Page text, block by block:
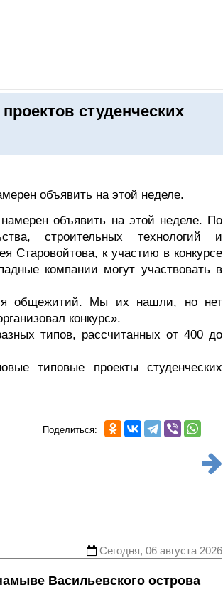
студенческих
объявить на этой неделе.
объявить на этой неделе. По
строительных технологий и
к участию в конкурсе
компании могут участвовать в
общежитий. Мы их нашли, но нет
конкурс».
типов, рассчитанных от 400 до
типовые проекты студенческих
Поделиться:
Сегодня, 06 августа 2026
Васильевского острова